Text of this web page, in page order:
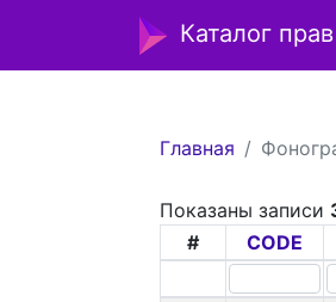
Каталог прав
Главная
Показаны записи
#
CODE